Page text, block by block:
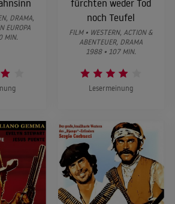
DRAMA,
EUROPA
MIN.
fürchten weder Tod
noch Teufel
FILM • WESTERN, ACTION &
ABENTEUER, DRAMA
1988 • 107 MIN.
Lesermeinung